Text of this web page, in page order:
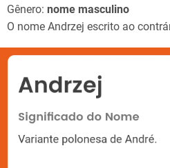
Gênero: nome masculino
O nome Andrzej escrito ao